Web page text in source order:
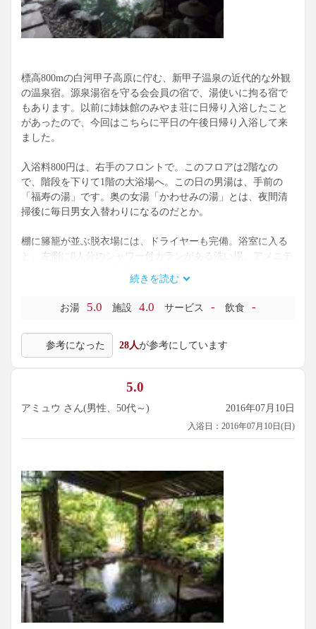
標高800mの白河甲子高原に佇む、新甲子温泉の近代的な外観
の温泉宿。源泉湯宿を守る会会員の宿で、湯使いに拘る宿で
もあります。以前に姉妹館のみやま荘に日帰り入浴したこと
があったので、今回はこちらに平日の午後日帰り入浴して来
ました。
入浴料800円は、右手のフロントで。このフロアは2階なの
で、階段を下りて1階の大浴場へ。この日の男湯は、手前の
「福寿の湯」です。奥の女湯「かわせみの湯」とは、夜間清
掃後に毎日男女入替わりになるのだとか。
棚に籐籠が並ぶ脱衣場には、ドライヤーも完備。浴室に入る
と、左側に8人分のシャワー付カランがある洗い場。アメニテ
窓際にタイル張り木枠の11人サイズの主浴槽と2人分の寝湯が
あり、いずれも無色透明のナトリウムー硫酸塩・塩化物・炭
ています。泉温71.3℃を加水・加温せず、主浴槽は42℃位、寝
湯は41℃位で供給。PH7.2で、やや肌がスベスベする浴感で
イル張り石枠八角形ジャグジー浴槽もあり、湯温は40℃弱
位。ここだけ、源泉かけ流しではないようです。深さ97.5cm
泉成分で赤茶色に変色。口に含むと、無味ながら微かに塩化
物臭。浴槽内には、小さな赤茶色の湯の花も舞っています。
湯に身を任せれば、木々を眺める景色。先客が上がられた
後、貸切状態でのんびりできました。
小さめながら畳敷きの休憩所「一休」もあるので、空いてい
れば湯上がり後もこちらでくつろげます。今回入れなかった
露天風呂「鰍の湯」にも、次回は是非入ってみたいです。
主な成分: ﾅﾄﾘｳﾑｲｵﾝ429.8mg、ﾏｸﾞﾈｼｳﾑｲｵﾝ10.0mg、ｶﾙｼｳﾑｲｵﾝ31.
続きを読む
お湯 5.0 施設 4.0 サービス - 飲食 -
参考になった 28人が参考にしています
5.0
アミュウ さん(男性、50代～) 2016年07月10日
入浴日：2016年07月10日(日)